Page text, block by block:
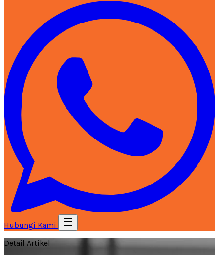
Hubungi Kami
Detail Artikel